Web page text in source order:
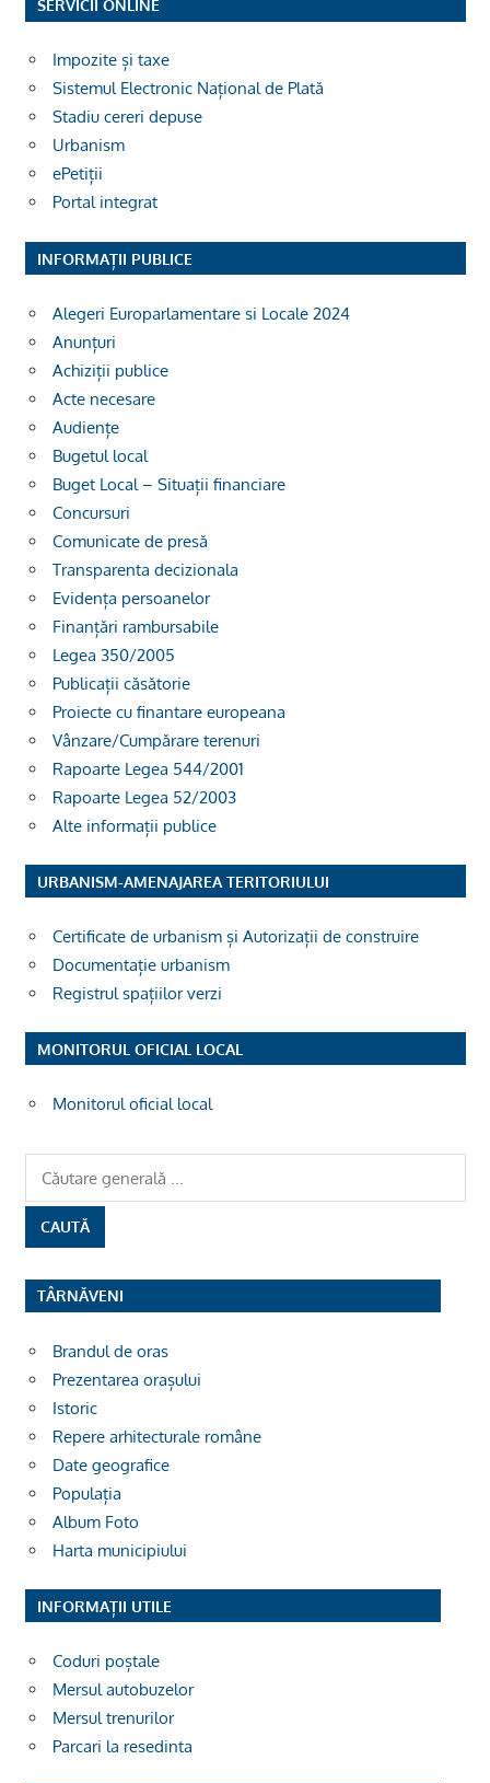
SERVICII ONLINE
Impozite și taxe
Sistemul Electronic Național de Plată
Stadiu cereri depuse
Urbanism
ePetiții
Portal integrat
INFORMAȚII PUBLICE
Alegeri Europarlamentare si Locale 2024
Anunțuri
Achiziții publice
Acte necesare
Audiențe
Bugetul local
Buget Local – Situații financiare
Concursuri
Comunicate de presă
Transparenta decizionala
Evidența persoanelor
Finanțări rambursabile
Legea 350/2005
Publicații căsătorie
Proiecte cu finantare europeana
Vânzare/Cumpărare terenuri
Rapoarte Legea 544/2001
Rapoarte Legea 52/2003
Alte informații publice
URBANISM-AMENAJAREA TERITORIULUI
Certificate de urbanism și Autorizații de construire
Documentație urbanism
Registrul spațiilor verzi
MONITORUL OFICIAL LOCAL
Monitorul oficial local
TÂRNĂVENI
Brandul de oras
Prezentarea orașului
Istoric
Repere arhitecturale române
Date geografice
Populația
Album Foto
Harta municipiului
INFORMAȚII UTILE
Coduri poștale
Mersul autobuzelor
Mersul trenurilor
Parcari la resedinta